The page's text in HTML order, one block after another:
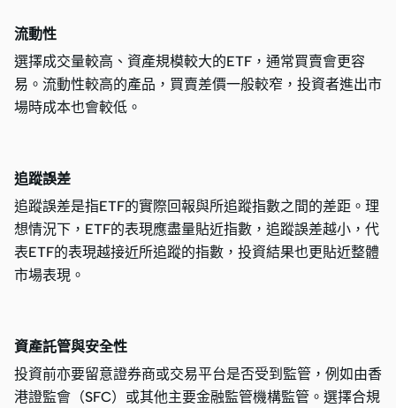
流動性
選擇成交量較高、資產規模較大的ETF，通常買賣會更容
易。流動性較高的產品，買賣差價一般較窄，投資者進出市
場時成本也會較低。
追蹤誤差
追蹤誤差是指ETF的實際回報與所追蹤指數之間的差距。理
想情況下，ETF的表現應盡量貼近指數，追蹤誤差越小，代
表ETF的表現越接近所追蹤的指數，投資結果也更貼近整體
市場表現。
資產託管與安全性
投資前亦要留意證券商或交易平台是否受到監管，例如由香
港證監會（SFC）或其他主要金融監管機構監管。選擇合規